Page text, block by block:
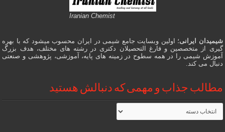
Iranian Chemist
شیمیدان ایرانی؛ اولین وبسایت جامع شیمی در ایران محسوب میشود که با بهره
گیری از متخصصین و فارغ التحصیلان دکتری در رشته های مختلف، هدف بزرگ
آموزش شیمی را در همه سطوح در زمینه های پایه، آموزشی، پژوهشی و صنعتی
دنبال می کند.
مطالب جذاب و مهمی که دنبالش هستید
مطالب
جذاب
و